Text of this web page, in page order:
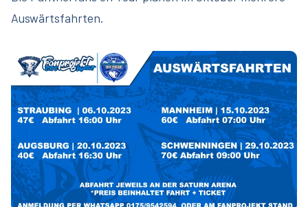
Auswärtsfahrten.